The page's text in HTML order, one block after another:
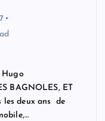
Hugo
BAGNOLES, ET
les deux ans de